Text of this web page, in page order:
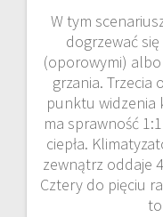
W tym
dogrzewać
(oporowymi) albo
grzania. Trzecia
punktu widzenia
ma sprawność
ciepła.
zewnątrz oddaje
Cztery do pięciu